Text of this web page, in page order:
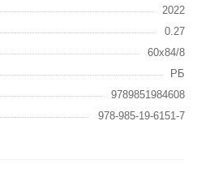
2022
0.27
60х84/8
РБ
9789851984608
978-985-19-6151-7